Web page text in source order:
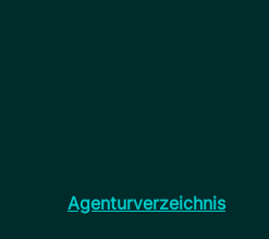
Agenturverzeichnis